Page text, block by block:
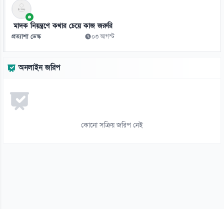
১২
স্কুলে ভর্তিতে প্রথম শ্রেণি লটারিতে ও দ্বিতীয় থেকে নবম পর্যন্ত দিতে হবে
পরীক্ষা
০৬ আগস্ট
১৩
১৪
জামিনে থাকা তনু হত্যার আসামি হাফিজুরকে আত্মসমর্পণের নির্দেশ
মাদক নিয়ন্ত্রণে কথার চেয়ে কাজ জরুরি
প্রত্যাশা ডেস্ক ০৩ আগস্ট
অনলাইন জরিপ
কোনো সক্রিয় জরিপ নেই